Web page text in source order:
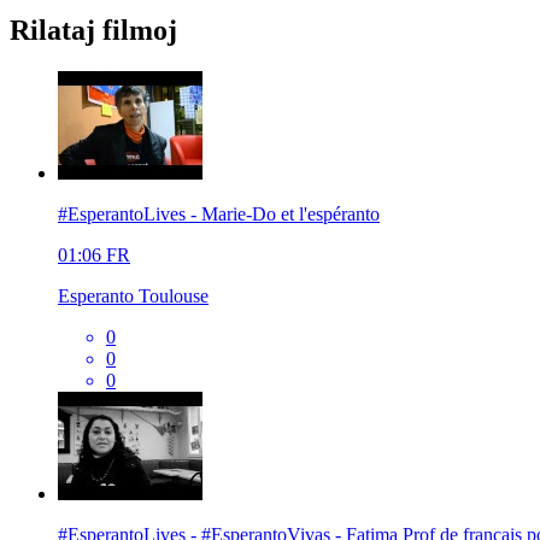
Rilataj filmoj
#EsperantoLives - Marie-Do et l'espéranto
01:06 FR
Esperanto Toulouse
0
0
0
#EsperantoLives - #EsperantoVivas - Fatima Prof de français